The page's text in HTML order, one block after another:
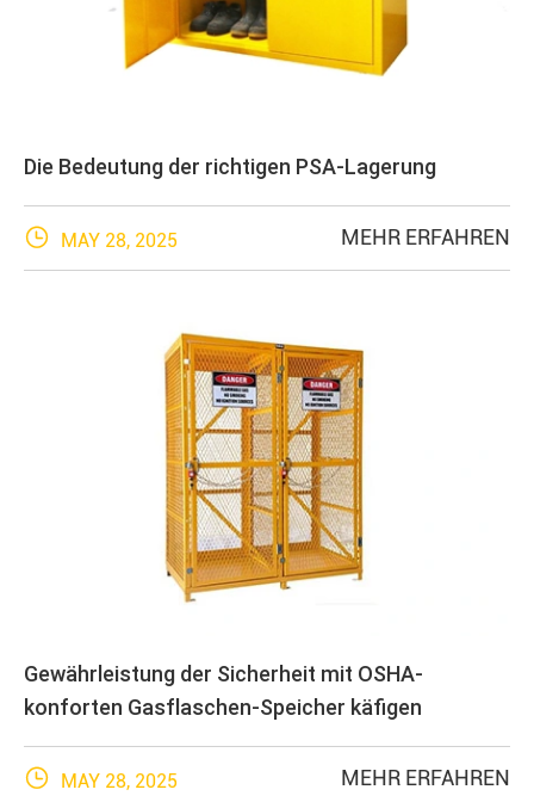
Die Bedeutung der richtigen PSA-Lagerung
 MAY 28, 2025 MEHR ERFAHREN
Gewährleistung der Sicherheit mit OSHA-
konforten Gasflaschen-Speicher käfigen
 MAY 28, 2025 MEHR ERFAHREN